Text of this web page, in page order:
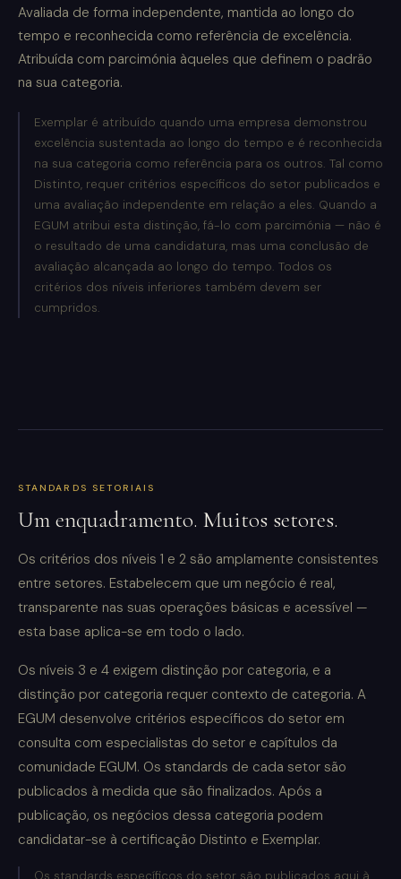
Avaliada de forma independente, mantida ao longo do
tempo e reconhecida como referência de excelência.
Atribuída com parcimónia àqueles que definem o padrão
na sua categoria.
Exemplar é atribuído quando uma empresa demonstrou
excelência sustentada ao longo do tempo e é reconhecida
na sua categoria como referência para os outros. Tal como
Distinto, requer critérios específicos do setor publicados e
uma avaliação independente em relação a eles. Quando a
EGUM atribui esta distinção, fá-lo com parcimónia — não é
o resultado de uma candidatura, mas uma conclusão de
avaliação alcançada ao longo do tempo. Todos os
critérios dos níveis inferiores também devem ser
cumpridos.
STANDARDS SETORIAIS
Um enquadramento. Muitos setores.
Os critérios dos níveis 1 e 2 são amplamente consistentes
entre setores. Estabelecem que um negócio é real,
transparente nas suas operações básicas e acessível —
esta base aplica-se em todo o lado.
Os níveis 3 e 4 exigem distinção por categoria, e a
distinção por categoria requer contexto de categoria. A
EGUM desenvolve critérios específicos do setor em
consulta com especialistas do setor e capítulos da
comunidade EGUM. Os standards de cada setor são
publicados à medida que são finalizados. Após a
publicação, os negócios dessa categoria podem
candidatar-se à certificação Distinto e Exemplar.